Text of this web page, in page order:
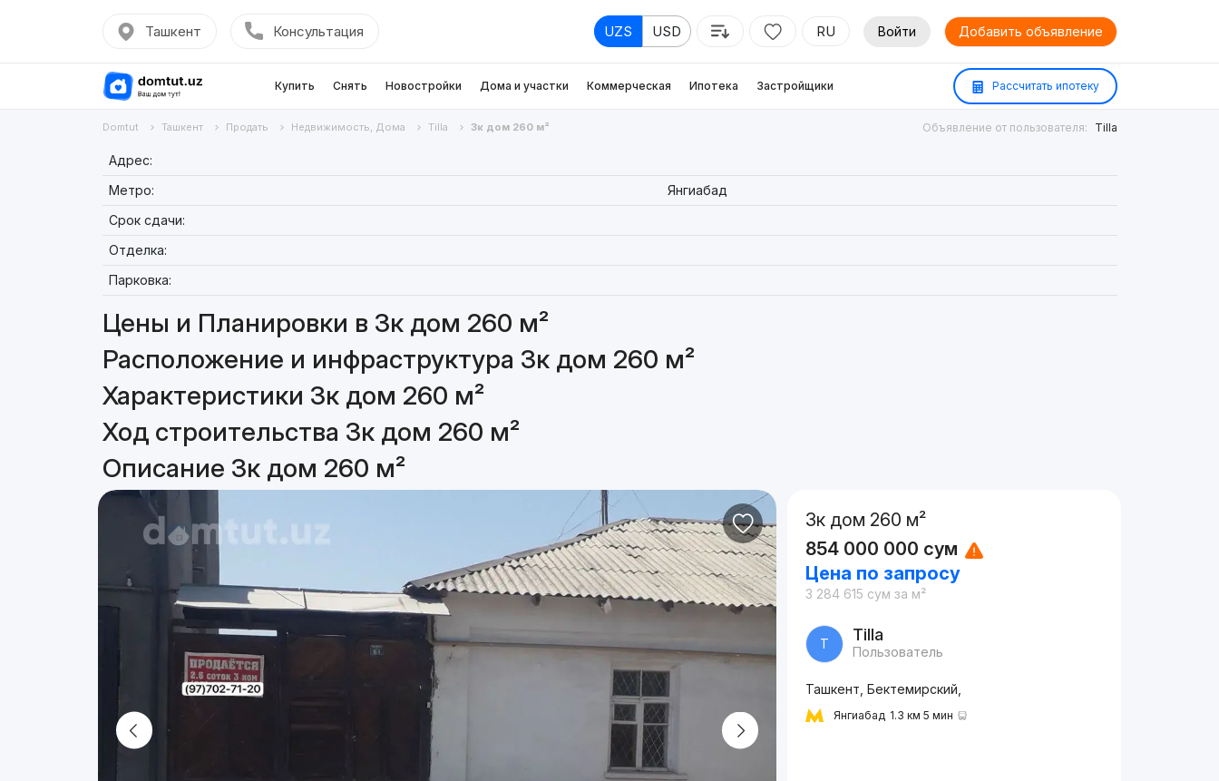
Ташкент Консультация UZS USD RU Войти Добавить объявление
Купить Снять Новостройки Дома и участки Коммерческая Ипотека Застройщики Рассчитать ипотеку
Domtut Ташкент Продать Недвижимость, Дома Tilla 3к дом 260 м² Объявление от пользователя: Tilla
Адрес:
Метро:
Янгиабад
Срок сдачи:
Отделка:
Парковка:
Цены и Планировки в 3к дом 260 м²
Расположение и инфраструктура 3к дом 260 м²
Характеристики 3к дом 260 м²
Ход строительства 3к дом 260 м²
Описание 3к дом 260 м²
3к дом 260 м²
854 000 000 сум
Цена по запросу
3 284 615 сум за м²
T Tilla
Пользователь
Ташкент, Бектемирский,
Янгиабад 1.3 км 5 мин